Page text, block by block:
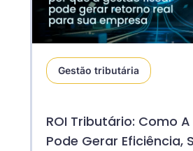
Gestão tributária
ROI Tributário: Como
Pode Gerar Eficiência,